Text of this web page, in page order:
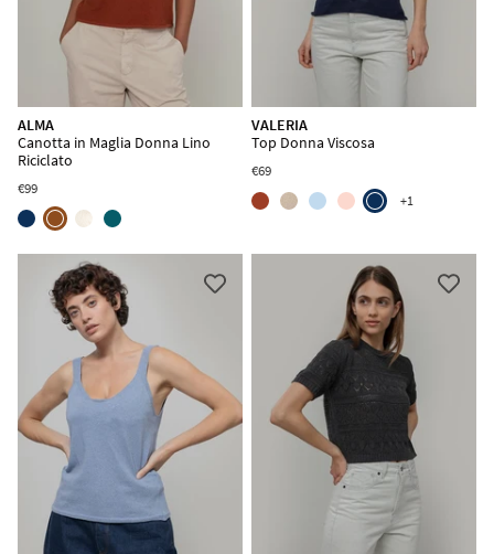
ALMA
Canotta in Maglia Donna Lino
Riciclato
€99
VALERIA
Top Donna Viscosa
€69
+1
Spedizione gratuita sul tuo
primo acquisto
Promesso: nientecompra, compra! - solo
qualche sorpresa e belle novità di moda
circolare.